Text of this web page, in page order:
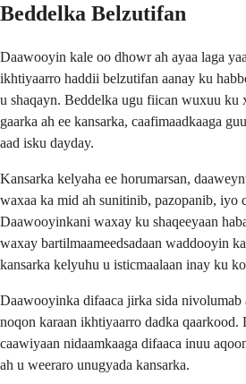
Beddelka Belzutifan
Daawooyin kale oo dhowr ah ayaa laga
ikhtiyaarro haddii belzutifan aanay ku
u shaqayn. Beddelka ugu fiican wuxuu ku
gaarka ah ee kansarka, caafimaadkaaga
aad isku dayday.
Kansarka kelyaha ee horumarsan,
waxaa ka mid ah sunitinib, pazopanib, iyo
Daawooyinkani waxay ku shaqeeyaan
waxay bartilmaameedsadaan waddooyin
kansarka kelyuhu u isticmaalaan inay ku
Daawooyinka difaaca jirka sida
noqon karaan ikhtiyaarro dadka
caawiyaan nidaamkaaga difaaca inuu
ah u weeraro unugyada kansarka.